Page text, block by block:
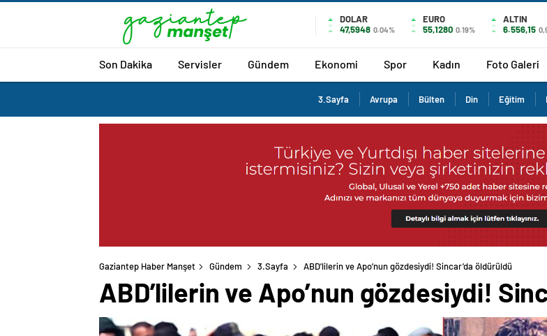
DOLAR
47,5948 0.04%
EURO
55,1280 0.19%
ALTIN
6.556,15
Son Dakika Servisler Gündem Ekonomi Spor Kadın Foto Galeri
3.Sayfa Avrupa Bülten Din Eğitim
Gaziantep Haber Manşet Gündem 3.Sayfa ABD’lilerin ve Apo’nun gözdesiydi! Sincar’da öldürüldü
ABD’lilerin ve Apo’nun gözdesiydi!